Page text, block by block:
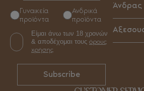
Γυναικεία
προϊόντα
Ανδρικά
προϊόντα
Είμαι άνω των 18 χρονών
& αποδέχομαι τους όρους
χρήσης
Τσάντες
Άνδρας
Τσάντες